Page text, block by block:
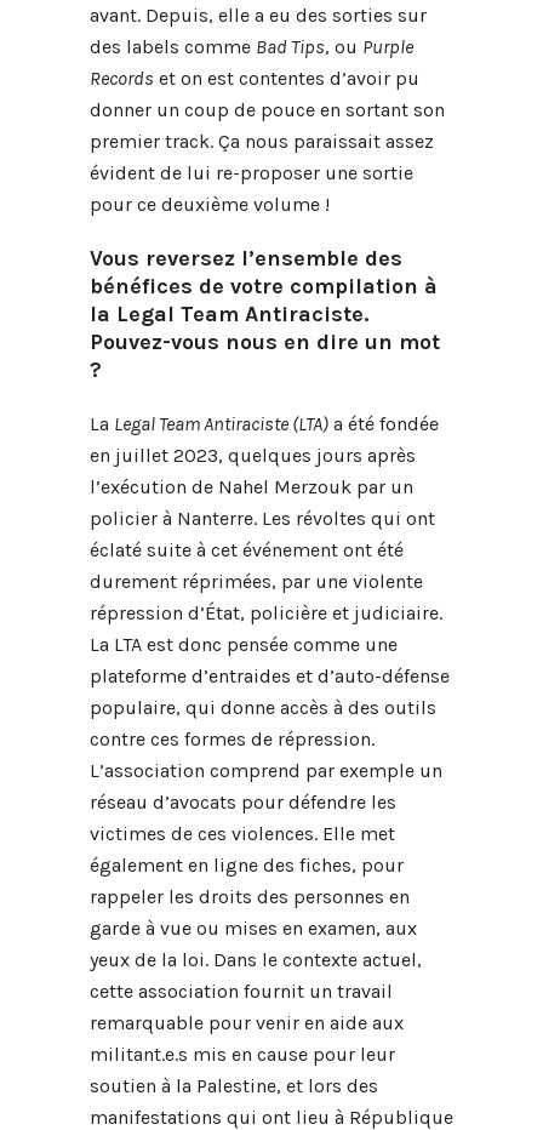
avant. Depuis, elle a eu des sorties sur
des labels comme Bad Tips, ou Purple
Records et on est contentes d’avoir pu
donner un coup de pouce en sortant son
premier track. Ça nous paraissait assez
évident de lui re-proposer une sortie
pour ce deuxième volume !
Vous reversez l’ensemble des
bénéfices de votre compilation à
la Legal Team Antiraciste.
Pouvez-vous nous en dire un mot
?
La Legal Team Antiraciste (LTA) a été fondée
en juillet 2023, quelques jours après
l’exécution de Nahel Merzouk par un
policier à Nanterre. Les révoltes qui ont
éclaté suite à cet événement ont été
durement réprimées, par une violente
répression d’État, policière et judiciaire.
La LTA est donc pensée comme une
plateforme d’entraides et d’auto-défense
populaire, qui donne accès à des outils
contre ces formes de répression.
L’association comprend par exemple un
réseau d’avocats pour défendre les
victimes de ces violences. Elle met
également en ligne des fiches, pour
rappeler les droits des personnes en
garde à vue ou mises en examen, aux
yeux de la loi. Dans le contexte actuel,
cette association fournit un travail
remarquable pour venir en aide aux
militant.e.s mis en cause pour leur
soutien à la Palestine, et lors des
manifestations qui ont lieu à République